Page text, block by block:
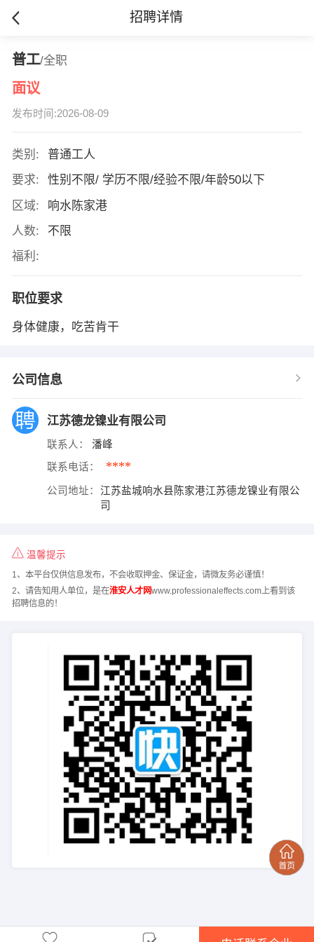
招聘详情
普工/全职
面议
发布时间:2026-08-09
类别:
普通工人
要求:
性别不限/ 学历不限/经验不限/年龄50以下
区域:
响水陈家港
人数:
不限
福利:
职位要求
身体健康，吃苦肯干
公司信息
江苏德龙镍业有限公司
联系人： 潘峰
联系电话： ****
公司地址：
江苏盐城响水县陈家港江苏德龙镍业有限公
司
温馨提示
1、本平台仅供信息发布，不会收取押金、保证金，请微友务必谨慎！
2、请告知用人单位，是在淮安人才网www.professionaleffects.com上看到该
招聘信息的！